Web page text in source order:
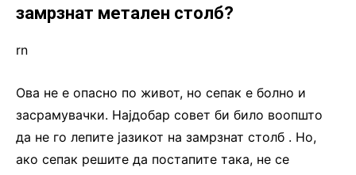
замрзнат метален столб?
rn
Ова не е опасно по живот, но сепак е болно и
засрамувачки. Најдобар совет би било воопшто
да не го лепите јазикот на замрзнат столб . Но,
ако сепак решите да постапите така, не се